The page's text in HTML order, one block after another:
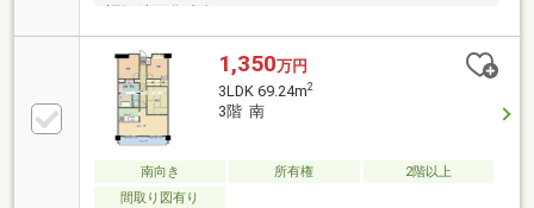
調》洗面化粧台 トイレ ユニットバス システムキ
ッチン《貼替》全室床 全室クロス 畳替え■静かな
環境と、利便性の高い立地■コンビニ、スーパー、銀
行、ホームセンターがあり生活便利な立地■オススメ♪
緑地公園がワンちゃんお散歩コースになります！■ペ
ット飼育可（規約・細則の制限有）■5階からの解放感
あふれる眺望が自慢の南向きバルコニー■食器洗浄乾
燥機付きのシステムキッチンで洗い物ラクラク
♪◆◇◆実際に室内をご覧いただけます！◆◇◆ご希
1,350万円
3LDK 69.24m2
3階 南
南向き 所有権
2階以上
間取り図有り